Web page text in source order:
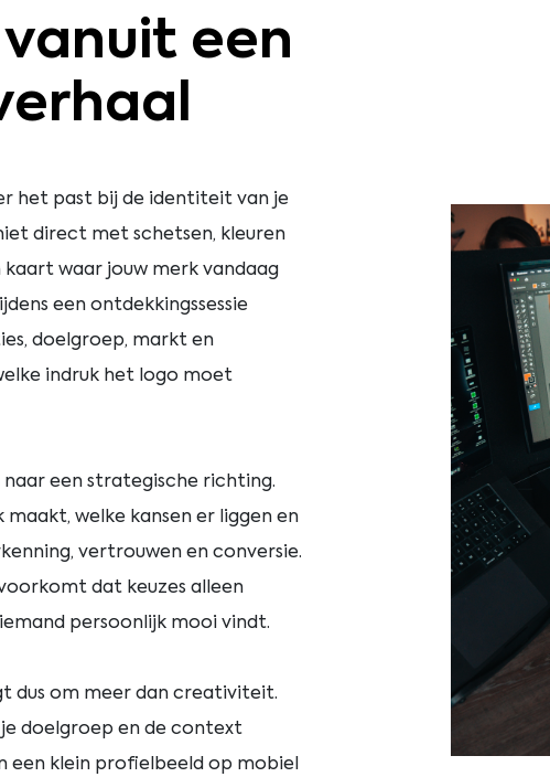
een
het past bij de identiteit van je
direct met schetsen, kleuren
waar jouw merk vandaag
een ontdekkingssessie
doelgroep, markt en
indruk het logo moet
een strategische richting.
welke kansen er liggen en
vertrouwen en conversie.
dat keuzes alleen
persoonlijk mooi vindt.
dus om meer dan creativiteit.
doelgroep en de context
een klein profielbeeld op mobiel